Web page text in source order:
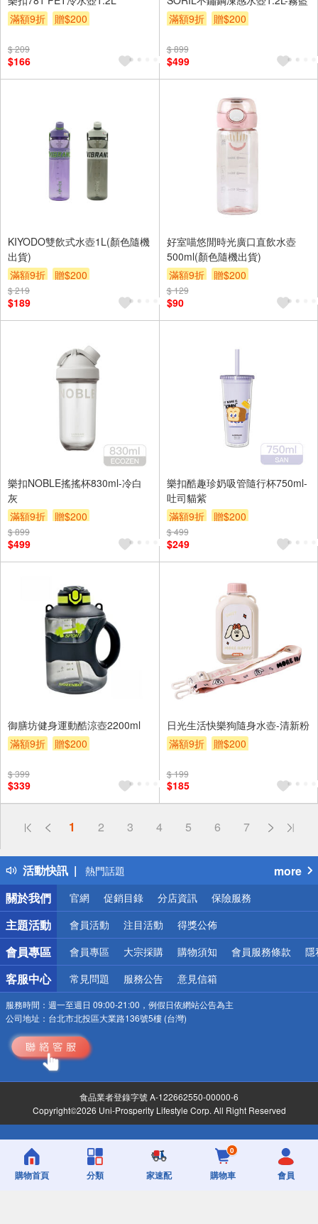
滿額9折
贈$200
$ 209
$166
滿額9折
贈$200
$ 899
$499
KIYODO雙飲式水壺1L(顏色隨機
出貨)
滿額9折
贈$200
$ 219
$189
好室喵悠閒時光廣口直飲水壺
500ml(顏色隨機出貨)
滿額9折
贈$200
$ 129
$90
樂扣NOBLE搖搖杯830ml-冷白
灰
滿額9折
贈$200
$ 899
$499
樂扣酷趣珍奶吸管隨行杯750ml-
吐司貓紫
滿額9折
贈$200
$ 499
$249
御膳坊健身運動酷涼壺2200ml
滿額9折
贈$200
$ 399
$339
日光生活快樂狗隨身水壺-清新粉
滿額9折
贈$200
$ 199
$185
1 2 3 4 5 6 7
活動快訊
偏遠地區配送
得獎公告
熱門話題
銀行優惠
偏遠地區配送
詐騙網頁！請小心！
more
關於我們
官網 促銷目錄 分店資訊 保險服務
主題活動 會員活動 注目活動 得獎公佈
會員專區 會員專區 大宗採購 購物須知 會員服務條款 隱
客服中心 常見問題 服務公告 意見信箱
服務時間： 週一至週日 09:00-21:00，例假日依網站公告為主
公司地址： 台北市北投區大業路136號5樓 (台灣)
食品業者登錄字號 A-122662550-00000-6
Copyright©2026 Uni-Prosperity Lifestyle Corp. All Right Reserved
購物首頁 分類 家速配
0
購物車 會員